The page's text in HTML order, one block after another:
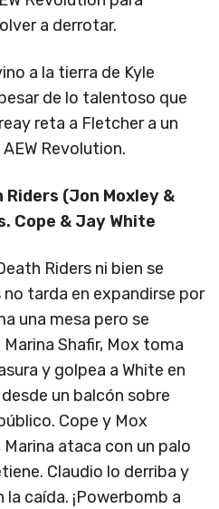
a derrotar.
a la tierra de Kyle
de lo talentoso que
reta a Fletcher a un
Revolution.
(Jon Moxley &
Cope & Jay White
Riders ni bien se
tarda en expandirse por
una mesa pero se
Shafir, Mox toma
y golpea a White en
un balcón sobre
Cope y Mox
ataca con un palo
Claudio lo derriba y
caída. ¡Powerbomb a